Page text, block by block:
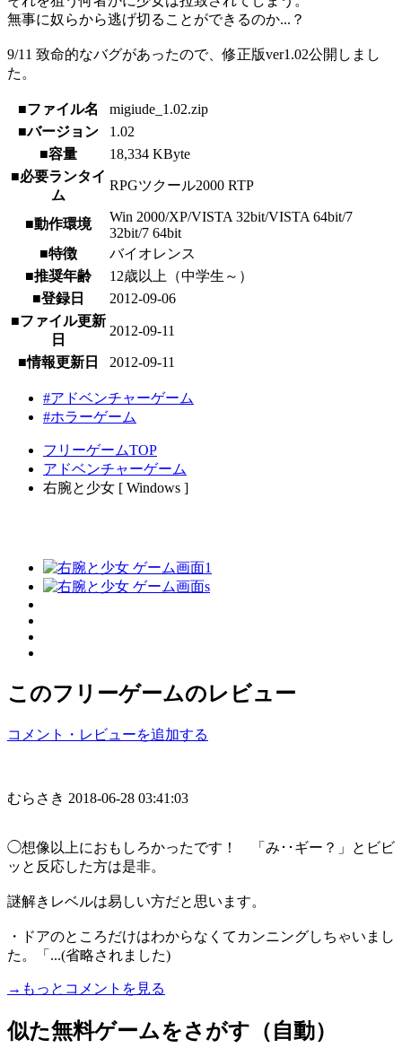
無事に奴らから逃げ切ることができるのか...？
9/11 致命的なバグがあったので、修正版ver1.02公開しまし
た。
■ファイル名
migiude_1.02.zip
■バージョン
1.02
■容量
18,334 KByte
■必要ランタイ
ム
RPGツクール2000 RTP
■動作環境
Win 2000/XP/VISTA 32bit/VISTA 64bit/7
32bit/7 64bit
■特徴
バイオレンス
■推奨年齢
12歳以上（中学生～）
■登録日
2012-09-06
■ファイル更新
日
2012-09-11
■情報更新日 2012-09-11
#アドベンチャーゲーム
#ホラーゲーム
フリーゲームTOP
アドベンチャーゲーム
右腕と少女 [ Windows ]
このフリーゲームのレビュー
コメント・レビューを追加する
むらさき 2018-06-28 03:41:03
◯想像以上におもしろかったです！ 「み･･ギー？」とビビ
ッと反応した方は是非。
謎解きレベルは易しい方だと思います。
・ドアのところだけはわからなくてカンニングしちゃいまし
た。「...(省略されました)
→もっとコメントを見る
似た無料ゲームをさがす（自動）